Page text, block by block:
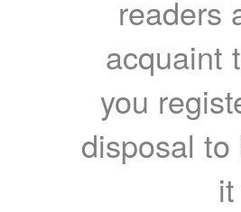
readers
acquaint
you
disposal